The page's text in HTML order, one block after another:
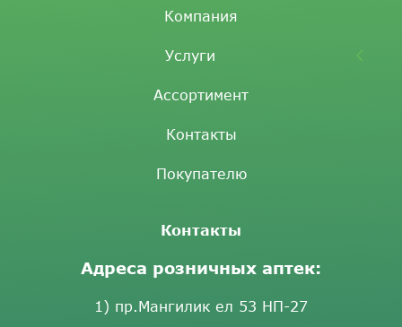
Компания
Услуги
Ассортимент
Контакты
Покупателю
Контакты
Адреса розничных аптек:
1) пр.Мангилик ел 53 НП-27